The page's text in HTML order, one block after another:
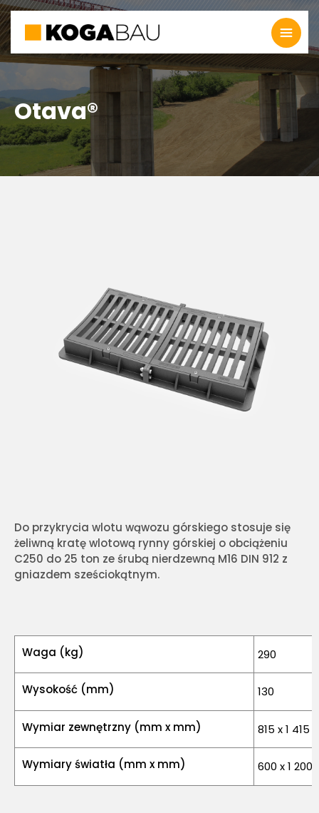
Otava®
Do przykrycia wlotu wąwozu górskiego stosuje się
żeliwną kratę wlotową rynny górskiej o obciążeniu
C250 do 25 ton ze śrubą nierdzewną M16 DIN 912 z
gniazdem sześciokątnym.
Waga (kg) 290
Wysokość (mm) 130
Wymiar zewnętrzny (mm x mm) 815 x 1 415
Wymiary światła (mm x mm) 600 x 1 200